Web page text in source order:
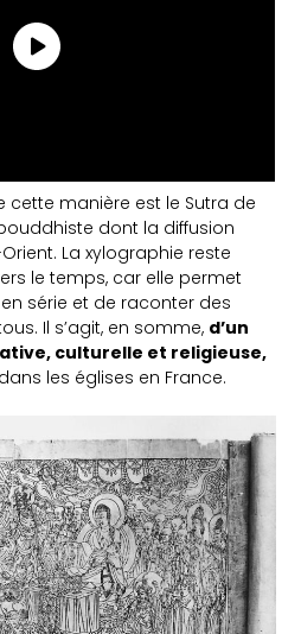
cette manière est le Sutra de
dont la diffusion
La xylographie reste
le temps, car elle permet
série et de raconter des
Il s’agit, en somme, d’un
culturelle et religieuse,
les églises en France.